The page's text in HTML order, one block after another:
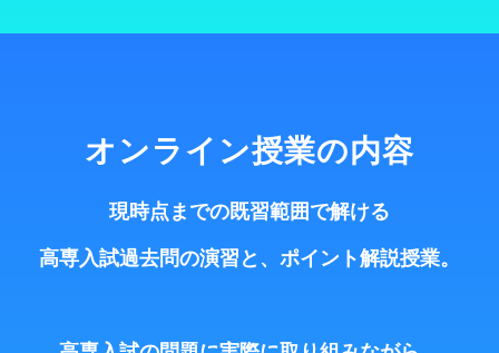
オンライン授業の内容
現時点までの既習範囲で解ける
高専入試過去問の演習と、ポイント解説授業。